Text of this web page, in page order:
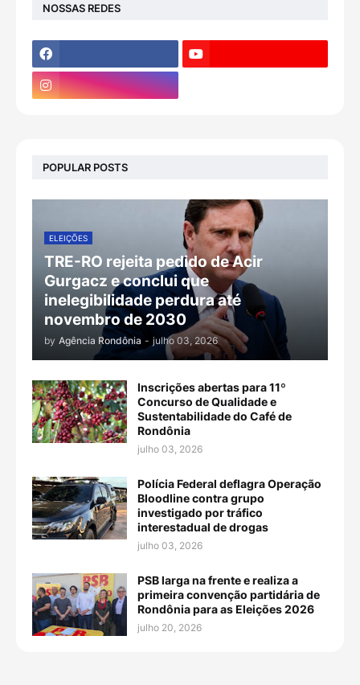
NOSSAS REDES
POPULAR POSTS
ELEIÇÕES
TRE-RO rejeita pedido de Acir
Gurgacz e conclui que
inelegibilidade perdura até
novembro de 2030
by Agência Rondônia - julho 03, 2026
Inscrições abertas para 11º
Concurso de Qualidade e
Sustentabilidade do Café de
Rondônia
julho 03, 2026
Polícia Federal deflagra Operação
Bloodline contra grupo
investigado por tráfico
interestadual de drogas
julho 03, 2026
PSB larga na frente e realiza a
primeira convenção partidária de
Rondônia para as Eleições 2026
julho 20, 2026